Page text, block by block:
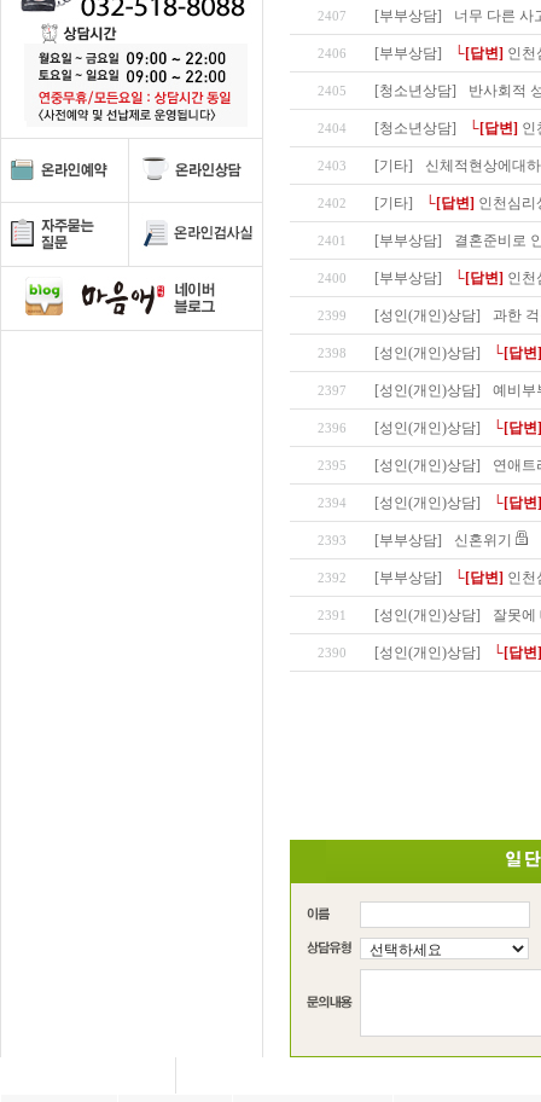
2407 [부부상담] 너무 다른 사
2406 [부부상담] └[답변] 인천
2405 [청소년상담] 반사회적
2404 [청소년상담] └[답변] 인
2403 [기타] 신체적현상에대
2402 [기타] └[답변] 인천심리
2401 [부부상담] 결혼준비로
2400 [부부상담] └[답변] 인천
2399 [성인(개인)상담] 과한
2398 [성인(개인)상담] └[답변]
2397 [성인(개인)상담] 예비부
2396 [성인(개인)상담] └[답변]
2395 [성인(개인)상담] 연애트
2394 [성인(개인)상담] └[답변]
2393 [부부상담] 신혼위기
2392 [부부상담] └[답변] 인천
2391 [성인(개인)상담] 잘못에
2390 [성인(개인)상담] └[답변]